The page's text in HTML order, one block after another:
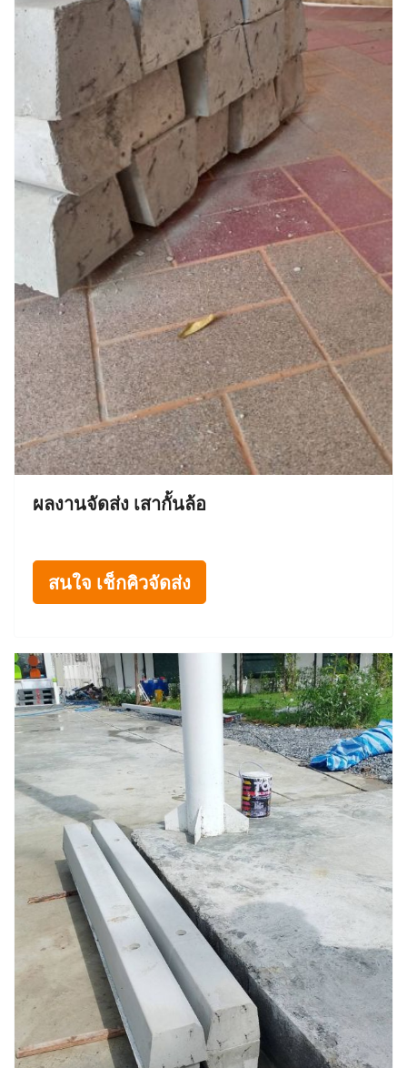
ผลงานจัดส่ง เสากั้นล้อ
สนใจ เช็กคิวจัดส่ง